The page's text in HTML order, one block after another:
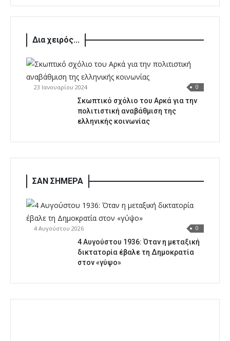
Δια χειρός...
23 Ιανουαρίου 2024 0
Σκωπτικό σχόλιο του Αρκά για την
πολιτιστική αναβάθμιση της
ελληνικής κοινωνίας
ΣΑΝ ΣΗΜΕΡΑ
4 Αυγούστου 2026 0
4 Αυγούστου 1936: Όταν η μεταξική
δικτατορία έβαλε τη Δημοκρατία
στον «γύψο»